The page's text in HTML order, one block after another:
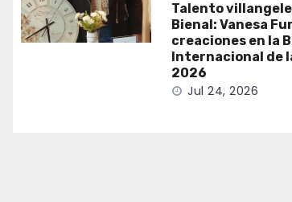
Talento
Bienal: Vanesa
creaciones en la
Internacional de
2026
Jul 24, 2026